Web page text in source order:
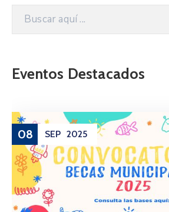
Eventos Destacados
08 SEP 2025